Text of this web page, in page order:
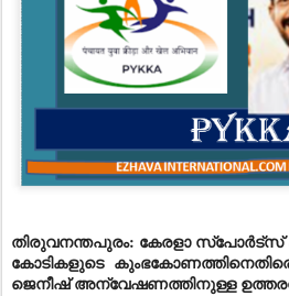
തിരുവനന്തപുരം: കേരളാ
കോടികളുടെ
ജെനീഷ് അന്വേഷണത്തിനുള്ള